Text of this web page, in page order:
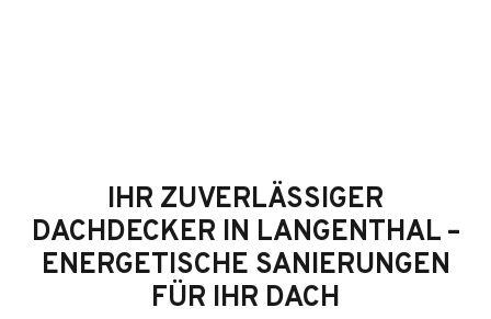
IHR ZUVERLÄSSIGER
DACHDECKER IN LANGENTHAL –
ENERGETISCHE SANIERUNGEN
FÜR IHR DACH